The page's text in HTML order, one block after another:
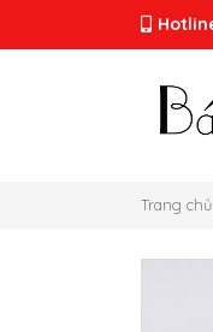
Trang chủ